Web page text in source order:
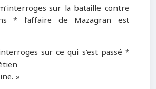
sur la bataille contre
* l’affaire de Mazagran est
sur ce qui s’est passé *
»